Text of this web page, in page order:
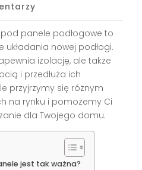
panele podłogowe to
nowej podłogi.
izolację, ale także
i przedłuża ich
przyjrzymy się różnym
na rynku i pomożemy Ci
dla Twojego domu.
jest tak ważna?